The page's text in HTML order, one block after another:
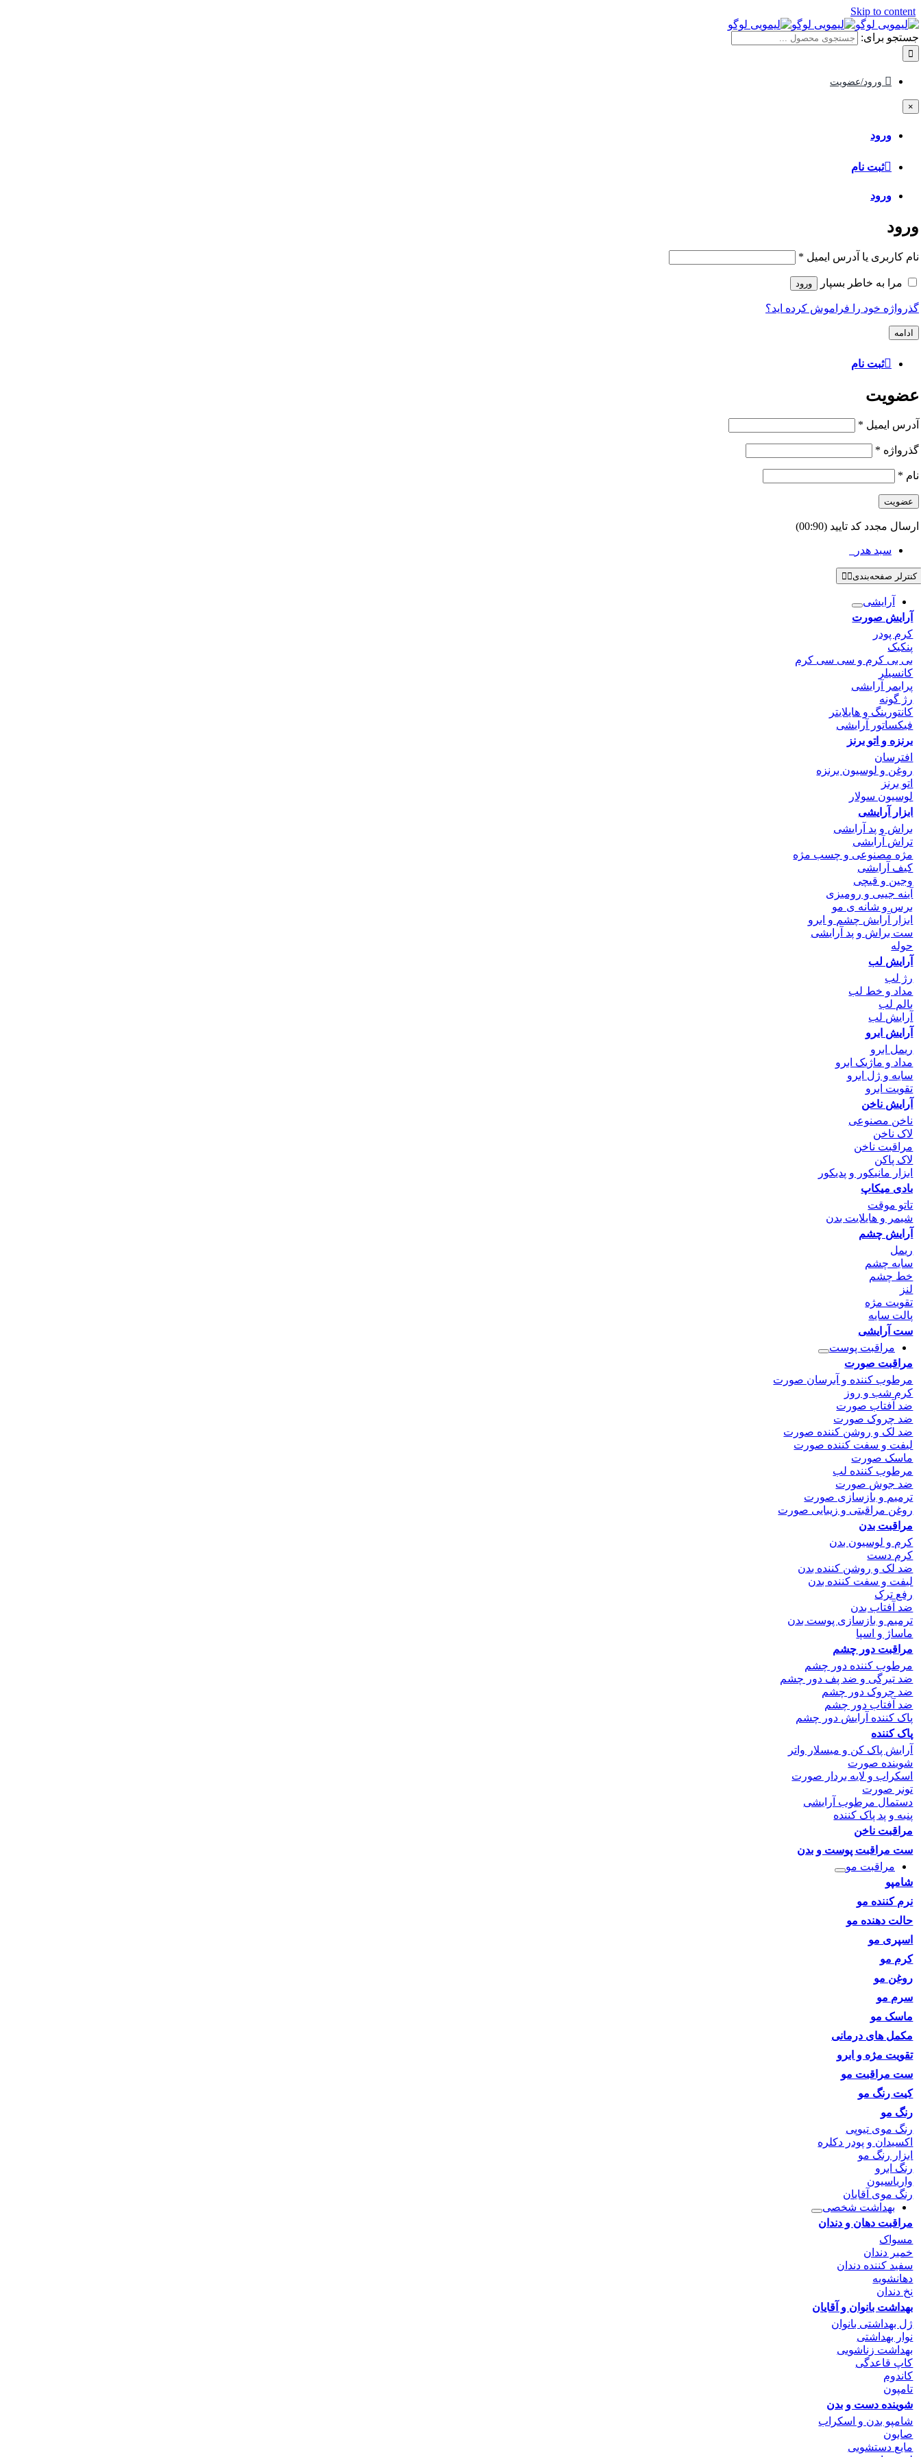
Skip to content
جستجو برای:
ورود/عضویت
×
ورود
ثبت نام
ورود
ورود
نام کاربری یا آدرس ایمیل *
مرا به خاطر بسپار ورود
گذرواژه خود را فراموش کرده اید؟
ادامه
ثبت نام
عضویت
آدرس ایمیل *
گذرواژه *
نام *
عضویت
ارسال مجدد کد تایید (00:
90
)
سبد هدر
کنترلر صفحه‌بندی
آرایشی
آرایش صورت
کرم پودر
پنکیک
بی بی کرم و سی سی کرم
کانسیلر
پرایمر آرایشی
رژ گونه
کانتورینگ و هایلایتر
فیکساتور آرایشی
برنزه و اتو برنز
افترسان
روغن و لوسیون برنزه
اتو برنز
لوسیون سولار
ابزار آرایشی
براش و پد آرایشی
تراش آرایشی
مژه مصنوعی و چسب مژه
کیف آرایشی
وجین و قیچی
آینه جیبی و رومیزی
برس و شانه ی مو
ابزار آرایش چشم و ابرو
ست براش و پد آرایشی
حوله
آرایش لب
رژ لب
مداد و خط لب
بالم لب
آرایش لب
آرایش ابرو
ریمل ابرو
مداد و ماژیک ابرو
سایه و ژل ابرو
تقویت ابرو
آرایش ناخن
ناخن مصنوعی
لاک ناخن
مراقبت ناخن
لاک پاکن
ابزار مانیکور و پدیکور
بادی میکاپ
تاتو موقت
شیمر و هایلایت بدن
آرایش چشم
ریمل
سایه چشم
خط چشم
لنز
تقویت مژه
پالت سایه
ست آرایشی
مراقبت پوست
مراقبت صورت
مرطوب کننده و آبرسان صورت
کرم شب و روز
ضد آفتاب صورت
ضد چروک صورت
ضد لک و روشن کننده صورت
لیفت و سفت کننده صورت
ماسک صورت
مرطوب کننده لب
ضد جوش صورت
ترمیم و بازسازی صورت
روغن مراقبتی و زیبایی صورت
مراقبت بدن
کرم و لوسیون بدن
کرم دست
ضد لک و روشن کننده بدن
لیفت و سفت کننده بدن
رفع ترک
ضد آفتاب بدن
ترمیم و بازسازی پوست بدن
ماساژ و اسپا
مراقبت دور چشم
مرطوب کننده دور چشم
ضد تیرگی و ضد پف دور چشم
ضد چروک دور چشم
ضد آفتاب دور چشم
پاک کننده آرایش دور چشم
پاک کننده
آرایش پاک کن و میسلار واتر
شوینده صورت
اسکراب و لایه بردار صورت
تونر صورت
دستمال مرطوب آرایشی
پنبه و پد پاک کننده
مراقبت ناخن
ست مراقبت پوست و بدن
مراقبت مو
شامپو
نرم کننده مو
حالت دهنده مو
اسپری مو
کرم مو
روغن مو
سرم مو
ماسک مو
مکمل های درمانی
تقویت مژه و ابرو
ست مراقبت مو
کیت رنگ مو
رنگ مو
رنگ موی تیوپی
اکسیدان و پودر دکلره
ابزار رنگ مو
رنگ ابرو
واریاسیون
رنگ موی آقایان
بهداشت شخصی
مراقبت دهان و دندان
مسواک
خمیر دندان
سفید کننده دندان
دهانشویه
نخ دندان
بهداشت بانوان و آقایان
ژل بهداشتی بانوان
نوار بهداشتی
بهداشت زناشویی
کاپ قاعدگی
کاندوم
تامپون
شوینده دست و بدن
شامپو بدن و اسکراب
صابون
مایع دستشویی